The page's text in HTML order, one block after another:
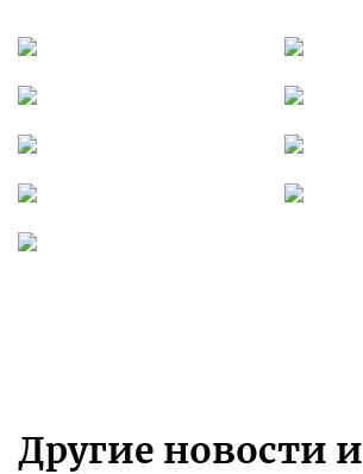
Другие новости и